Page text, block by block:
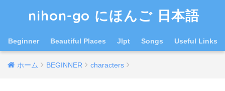
nihon-go にほんご 日本語
Beginner Beautiful Places Jlpt Songs Useful Links
ホーム BEGINNER characters